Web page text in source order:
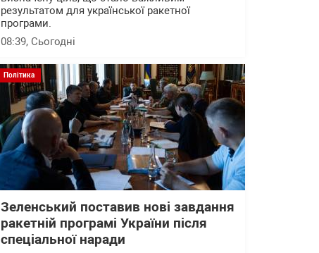
результатом для української ракетної
програми.
08:39, Сьогодні
Політика
Зеленський поставив нові завдання
ракетній програмі України після
спеціальної наради